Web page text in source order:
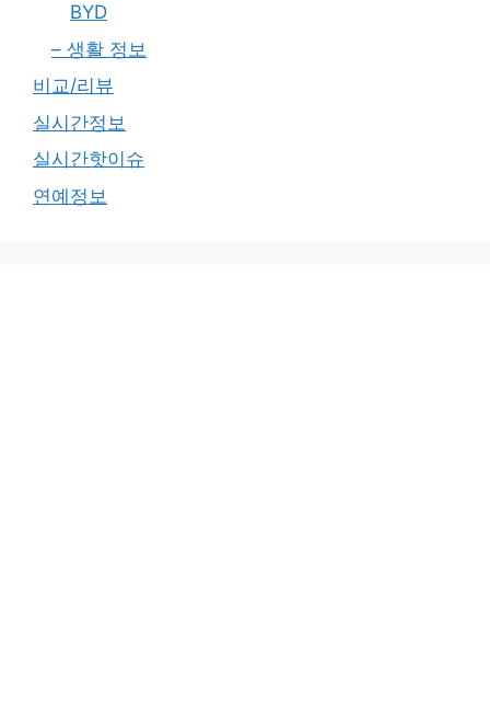
BYD
– 생활 정보
비교/리뷰
실시간정보
실시간핫이슈
연예정보